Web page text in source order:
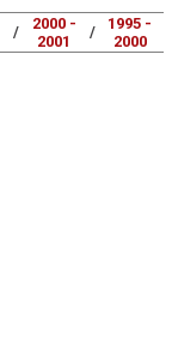
/
2000 -
2001
/
1995 -
2000